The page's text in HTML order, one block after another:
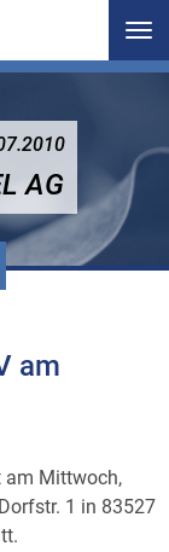
AG
am
am Mittwoch,
1 in 83527